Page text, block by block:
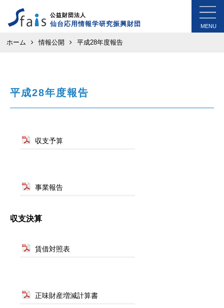
公益財団法人
仙台応用情報学研究振興財団 MENU
ホーム 情報公開 平成28年度報告
平成28年度報告
収支予算
事業報告
収支決算
賃借対照表
正味財産増減計算書